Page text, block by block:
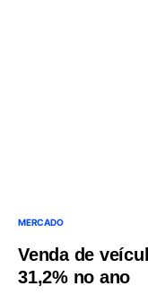
MERCADO
Venda de
31,2% no ano